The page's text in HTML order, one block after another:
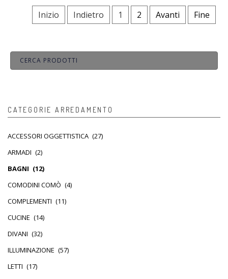
Inizio Indietro 1 2 Avanti Fine
CATEGORIE ARREDAMENTO
ACCESSORI OGGETTISTICA (27)
ARMADI (2)
BAGNI (12)
COMODINI COMÒ (4)
COMPLEMENTI (11)
CUCINE (14)
DIVANI (32)
ILLUMINAZIONE (57)
LETTI (17)